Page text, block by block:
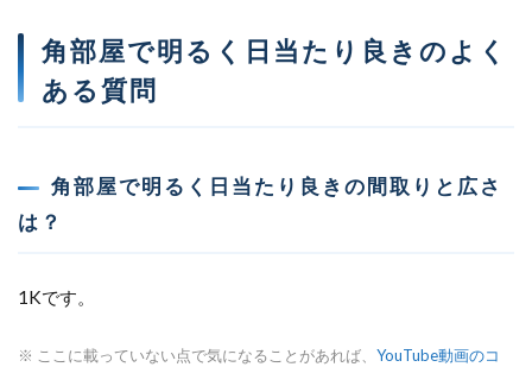
角部屋で明るく日当たり良きのよく
ある質問
角部屋で明るく日当たり良きの間取りと広さ
は？
1Kです。
※ ここに載っていない点で気になることがあれば、 YouTube動画のコ